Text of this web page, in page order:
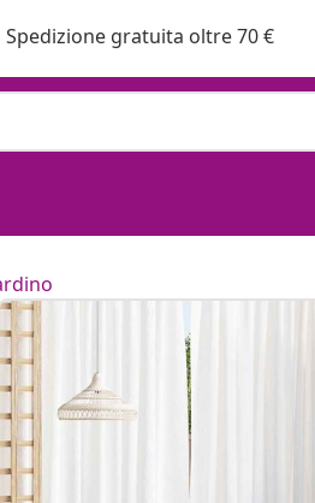
Spedizione gratuita oltre 70 €